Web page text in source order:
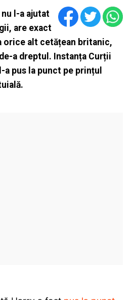
l-a ajutat
are exact
orice alt cetățean britanic,
a dreptul. Instanța Curții
a pus la punct pe prințul